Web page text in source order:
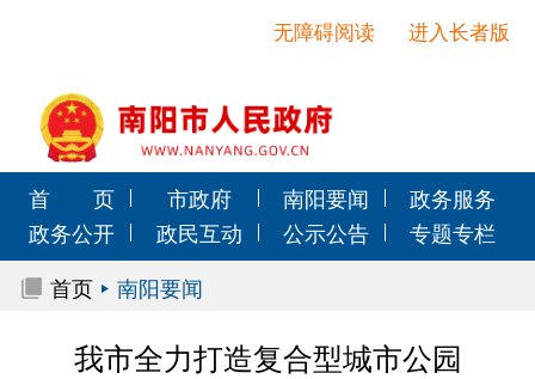
进入长者版
无障碍阅读
首 页 市政府 南阳要闻
政务服务
政务公开
政民互动 公示公告
专题专栏
首页
南阳要闻
我市全力打造复合型城市公园